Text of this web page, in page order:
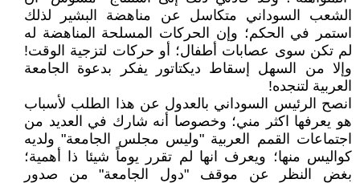
الشعب السوداني متكاسل عن مناهضة البشير لذلك
استمر في الحكم؛ وإن الحركات المسلحة المناهضة له
لم تكن سوى عصابات أطفال؛ أو حركات لتزجية الوقت!
وإلا من السهل إسقاط ديكتاتور يفكر بدعوة الجامعة
العربية لتنجده!
انصح الرئيس السوداني بالعدول عن هذا الطلب لأسباب
هو يعرفها اكثر مني؛ وخصوصا أنه شارك في العديد من
اجتماعات القمم العربية "وليس مجلس الجامعة" ولديه
كواليس منها؛ ويعرف انها لم تقرر يوماً شيئا ذا أهمية؛
بغض النظر عن موقف "دول الجامعة" من صدور